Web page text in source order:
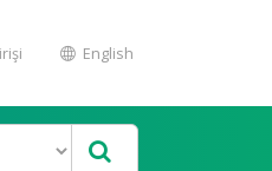
English